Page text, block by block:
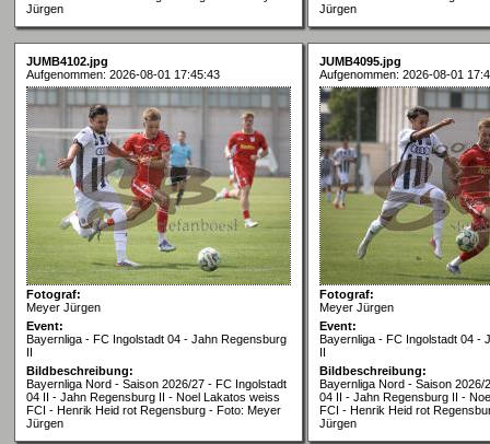
Jürgen
Jürgen
JUMB4102.jpg
Aufgenommen: 2026-08-01 17:45:43
Fotograf:
Meyer Jürgen
Event:
Bayernliga - FC Ingolstadt 04 - Jahn Regensburg
II
Bildbeschreibung:
Bayernliga Nord - Saison 2026/27 - FC Ingolstadt
04 II - Jahn Regensburg II - Noel Lakatos weiss
FCI - Henrik Heid rot Regensburg - Foto: Meyer
Jürgen
JUMB4095.jpg
Aufgenommen: 2026-08-01
Fotograf:
Meyer Jürgen
Event:
Bayernliga - FC Ingolstadt 04 -
II
Bildbeschreibung:
Bayernliga Nord - Saison 2026/
04 II - Jahn Regensburg II -
FCI - Henrik Heid rot
Jürgen